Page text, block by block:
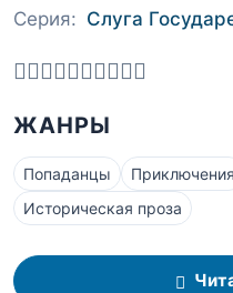
Серия: Слуга
ЖАНРЫ
Попаданцы Приключения
Историческая проза